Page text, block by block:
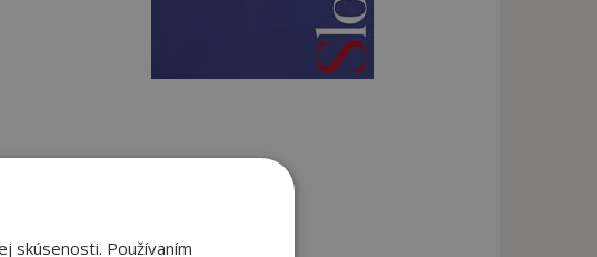
skúsenosti. Používaním